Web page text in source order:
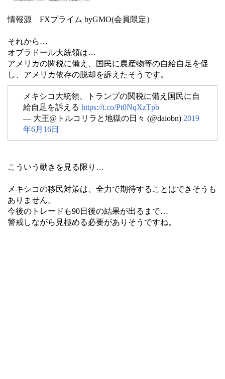
情報源 FXプライム byGMO(会員限定）
それから…
オブラドール大統領は…
アメリカの関税に備え、国民に農産物等の自給自足を促
し、アメリカ依存の脱却を訴えたそうです。
メキシコ大統領、トランプの関税に備え国民に自
給自足を訴える https://t.co/Pt0NqXzTpb
— 大王@トルコリラと地獄の日々 (@daiobn) 2019
年6月16日
こういう動きを見る限り…
メキシコの移民対策は、全力で期待することはできそうも
ありません。
今後のトレードも90日後の結果が出るまで…
警戒しながら見極める必要がありそうですね。